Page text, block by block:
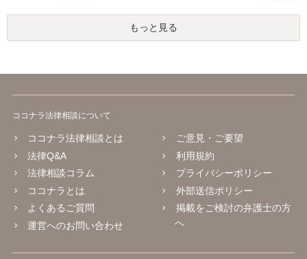
もっと見る
ココナラ法律相談について
ココナラ法律相談とは
法律Q&A
法律相談コラム
ココナラとは
よくあるご質問
運営へのお問い合わせ
ご意見・ご要望
利用規約
プライバシーポリシー
外部送信ポリシー
掲載をご検討の弁護士の方
へ